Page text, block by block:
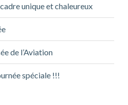
unique et chaleureux
de l’Aviation
spéciale !!!